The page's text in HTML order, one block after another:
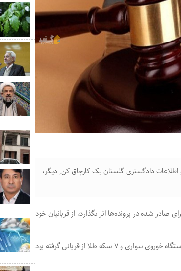
دادگستری گلستان یک کارچاق کن ِ دیگر،
صادر شده در پرونده‌ها اثر بگذارد، از قربانیان خود
حیدر آسیابی افزود: متهم با این ادعای واهی، فقط در یک مورد یک دستگاه خوروی سواری و ۷ سکه طلا از قربانی گرفته بود